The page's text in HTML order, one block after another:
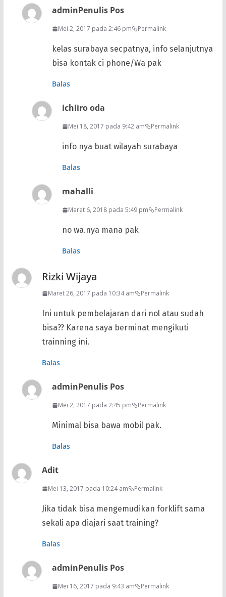
adminPenulis Pos
Mei 2, 2017 pada 2:46 pm Permalink
kelas surabaya secpatnya, info selanjutnya
bisa kontak ci phone/Wa pak
Balas
ichiiro oda
Mei 18, 2017 pada 9:42 am Permalink
info nya buat wilayah surabaya
Balas
mahalli
Maret 6, 2018 pada 5:49 pm Permalink
no wa.nya mana pak
Balas
Rizki Wijaya
Maret 26, 2017 pada 10:34 am Permalink
Ini untuk pembelajaran dari nol atau sudah
bisa?? Karena saya berminat mengikuti
trainning ini.
Balas
adminPenulis Pos
Mei 2, 2017 pada 2:45 pm Permalink
Minimal bisa bawa mobil pak.
Balas
Adit
Mei 13, 2017 pada 10:24 am Permalink
Jika tidak bisa mengemudikan forklift sama
sekali apa diajari saat training?
Balas
adminPenulis Pos
Mei 16, 2017 pada 9:43 am Permalink